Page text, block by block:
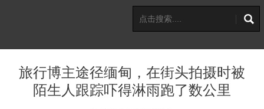
旅行博主途径缅甸，在街头拍摄时被
陌生人跟踪吓得淋雨跑了数公里